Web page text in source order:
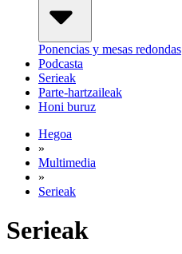
Ponencias y mesas redondas
Podcasta
Serieak
Parte-hartzaileak
Honi buruz
Hegoa
»
Multimedia
»
Serieak
Serieak